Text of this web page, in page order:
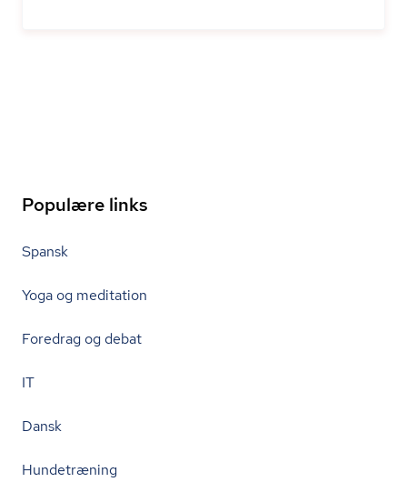
Populære links
Spansk
Yoga og meditation
Foredrag og debat
IT
Dansk
Hundetræning